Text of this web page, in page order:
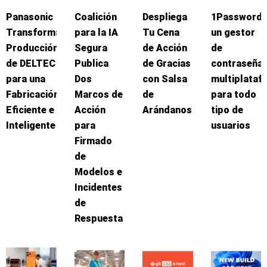
Panasonic
Transforma
Producción
de DELTEC
para una
Fabricación
Eficiente e
Inteligente
Coalición
para la IA
Segura
Publica
Dos
Marcos de
Acción
para
Firmado
de
Modelos e
Incidentes
de
Respuesta
Despliega
Tu Cena
de Acción
de Gracias
con Salsa
de
Arándanos
1Password:
un gestor
de
para todo
tipo de
usuarios